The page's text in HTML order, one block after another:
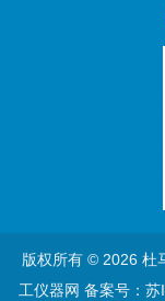
版权所有 © 2026 杜
工仪器网 备案号：